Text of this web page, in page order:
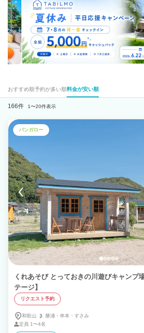
おすすめ順予約が多い順料金が安い順
166件 1〜20件表示
バンガロー
くれあそび とっておきの川遊びキャンプ
テージ】
リクエスト予約
和歌山 勝浦・ 串本・ すさみ
定員 1〜4名